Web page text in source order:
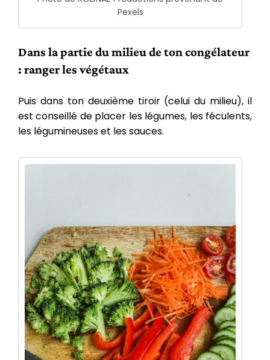
Pexels
Dans la partie du milieu de ton congélateur
: ranger les végétaux
Puis dans ton deuxième tiroir (celui du milieu), il
est conseillé de placer les légumes, les féculents,
les légumineuses et les sauces.